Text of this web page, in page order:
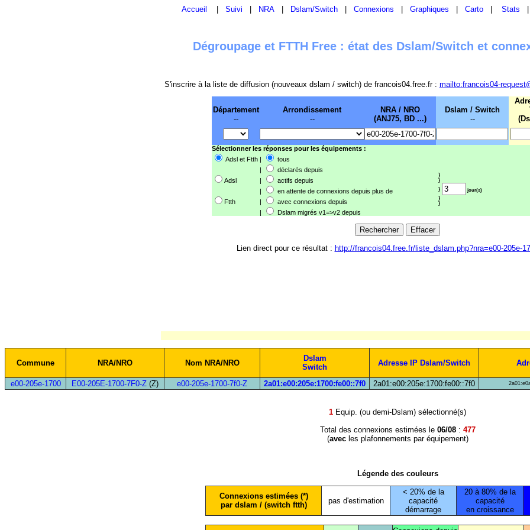
Accueil Suivi NRA Dslam/Switch Connexions Graphiques Carto Stats
Dégroupage et FTTH Free : état des Dslam/Switch et
S'inscrire à la liste de diffusion (nouveaux dslam / switch) de francois04.free.fr : mailto:francois04-
Département
--
Arrondissement
--
NRA / NRO
(ANJ75, BD ...)
Dslam / Switch
--
Sélectionner les réponses pour les équipements :
Adsl et Ftth |
tous
|
déclarés depuis
}
}
}
jour(s)
}
}
Adsl |
actifs depuis
|
en attente de connexions depuis plus de
Ftth
|
avec connexions depuis
|
Dslam migrés v1=>v2 depuis
Lien direct pour ce résultat : http://francois04.free.fr/liste_dslam.php?nra=e00-205e-
Commune NRA/NRO Nom NRA/NRO
Dslam
Switch
Adresse IP Dslam/Switch
e00-205e-1700
E00-205E-1700-7F0-Z (Z) e00-205e-1700-7f0-Z 2a01:e00:205e:1700:fe00::7f0 2a01:e00:205e:1700:fe00::7f0
1 Equip. (ou demi-Dslam) sélectionné(s)
Total des connexions estimées le 06/08: 477
(avecles plafonnements par équipement)
Légende des couleurs
Connexions estimées (*)
par dslam / (switch ftth)
pas d'estimation
< 20% de la
capacité
démarrage
20 à 80% de la
capacité
en croissance